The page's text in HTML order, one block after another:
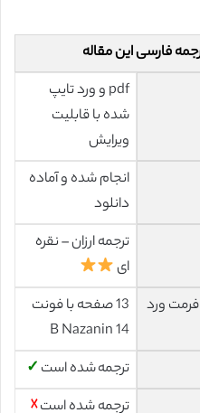
فارسی این مقاله
pdf و ورد تایپ
شده با قابلیت
ویرایش
انجام شده و آماده
دانلود
ترجمه ارزان – نقره
ای
ورد
13 صفحه با فونت
14 B Nazanin
ترجمه شده است ✓
ترجمه شده است☓